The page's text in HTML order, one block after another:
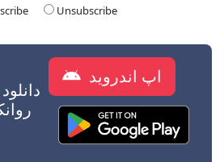
Unsubscribe
اپ اندروید